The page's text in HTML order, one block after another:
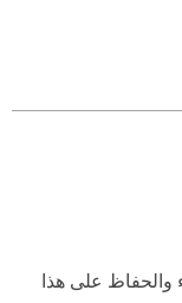
والحفاظ على هذا